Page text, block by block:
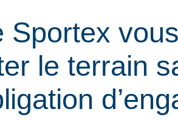
Sportex
le terrain